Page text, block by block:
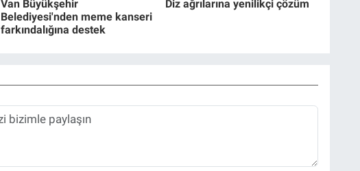
Van Büyükşehir
Belediyesi'nden meme kanseri
farkındalığına destek
Diz ağrılarına yenilikçi çözüm